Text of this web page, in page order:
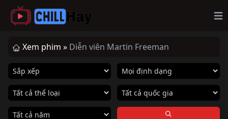
Xem phim » Diễn viên Martin Freeman